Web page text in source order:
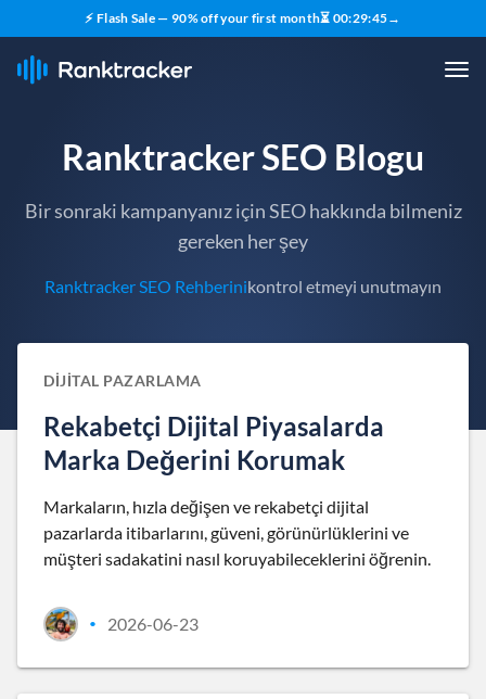
⚡ Flash Sale — 90% off your first month⏳ 00:29:44→
Ranktracker SEO Blogu
Bir sonraki kampanyanız için SEO hakkında bilmeniz
gereken her şey
Ranktracker SEO Rehberinikontrol etmeyi unutmayın
DIJITAL PAZARLAMA
Rekabetçi Dijital Piyasalarda
Marka Değerini Korumak
Markaların, hızla değişen ve rekabetçi dijital
pazarlarda itibarlarını, güveni, görünürlüklerini ve
müşteri sadakatini nasıl koruyabileceklerini öğrenin.
• 2026-06-23